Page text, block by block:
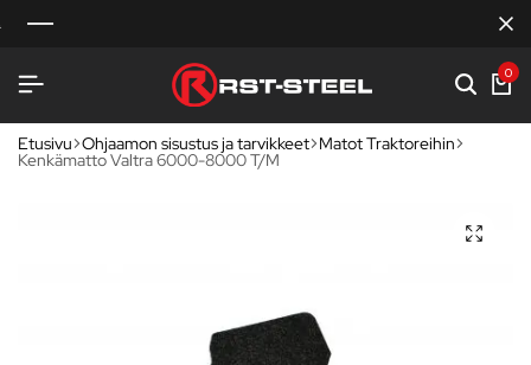
0
Etusivu Ohjaamon sisustus ja tarvikkeet Matot Traktoreihin
Kenkämatto Valtra 6000-8000 T/M